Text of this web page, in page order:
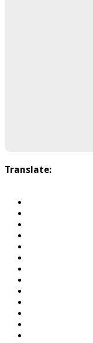
Translate: